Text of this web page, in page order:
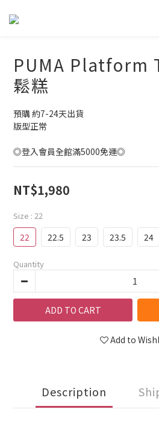
PUMA Platform
鬆糕
預購 約7-24天出貨
版型正常
◎登入會員全館滿5000免運◎
NT$1,980
Size : 22
22 22.5 23 23.5 24
Quantity
ADD TO CART
Add to
Description